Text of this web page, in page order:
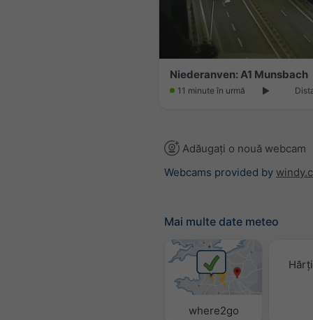
Niederanven: A1 Munsbach
11 minute în urmă
Adăugați o nouă webcam
Webcams provided by
Mai multe date meteo
where2go